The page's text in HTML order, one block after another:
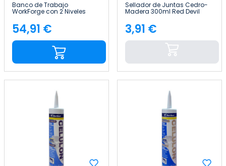
Banco de Trabajo
WorkForge con 2 Niveles
Precio
54,91 €
Sellador de Juntas Cedro-
Madera 300ml Red Devil
Precio
3,91 €